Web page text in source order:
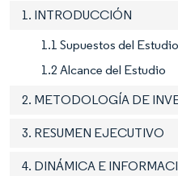
1. INTRODUCCIÓN
1.1 Supuestos del
1.2 Alcance del Estudio
2. METODOLOGÍA DE
3. RESUMEN EJECUTIVO
4. DINÁMICA E